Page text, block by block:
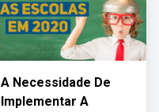
A Necessidade De
Implementar A